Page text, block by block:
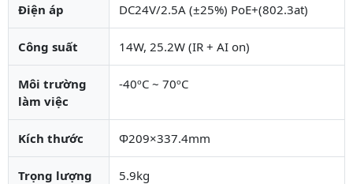
Điện áp DC24V/2.5A (±25%) PoE+(802.3at)
Công suất 14W, 25.2W (IR + AI on)
Môi trường
làm việc
-40ºC ~ 70ºC
Kích thước Φ209×337.4mm
Trọng lượng 5.9kg